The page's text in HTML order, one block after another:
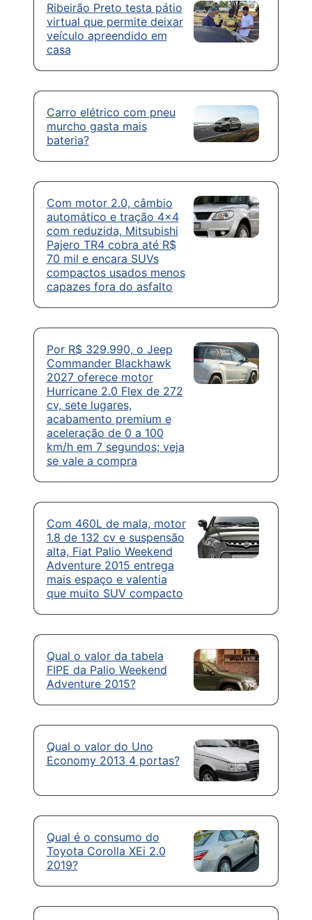
Ribeirão Preto testa pátio
virtual que permite deixar
veículo apreendido em
casa
Carro elétrico com pneu
murcho gasta mais
bateria?
Com motor 2.0, câmbio
automático e tração 4×4
com reduzida, Mitsubishi
Pajero TR4 cobra até R$
70 mil e encara SUVs
compactos usados menos
capazes fora do asfalto
Por R$ 329.990, o Jeep
Commander Blackhawk
2027 oferece motor
Hurricane 2.0 Flex de 272
cv, sete lugares,
acabamento premium e
aceleração de 0 a 100
km/h em 7 segundos; veja
se vale a compra
Com 460L de mala, motor
1.8 de 132 cv e suspensão
alta, Fiat Palio Weekend
Adventure 2015 entrega
mais espaço e valentia
que muito SUV compacto
Qual o valor da tabela
FIPE da Palio Weekend
Adventure 2015?
Qual o valor do Uno
Economy 2013 4 portas?
Qual é o consumo do
Toyota Corolla XEi 2.0
2019?